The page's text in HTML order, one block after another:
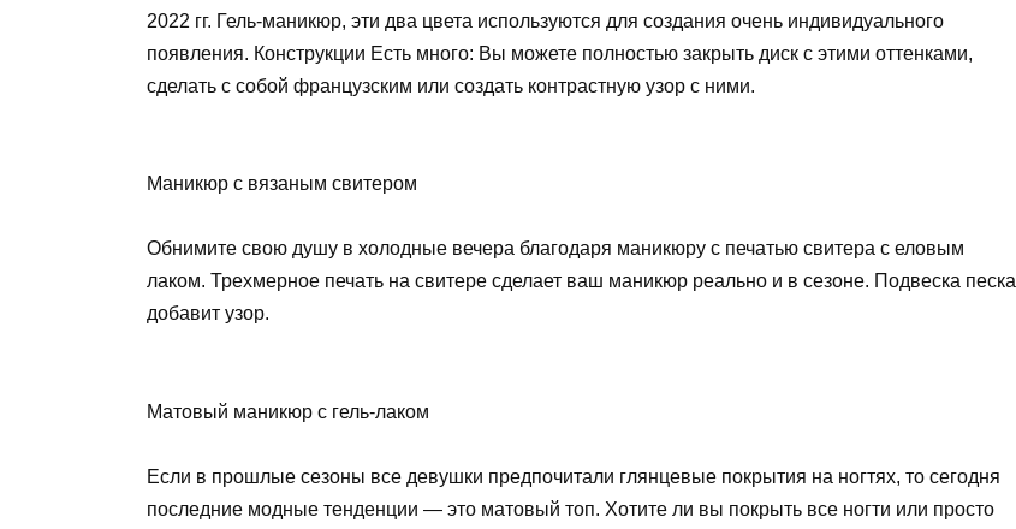
2022 гг. Гель-маникюр, эти два цвета используются для создания очень индивидуального
появления. Конструкции Есть много: Вы можете полностью закрыть диск с этими оттенками,
сделать с собой французским или создать контрастную узор с ними.
Маникюр с вязаным свитером
Обнимите свою душу в холодные вечера благодаря маникюру с печатью свитера с еловым
лаком. Трехмерное печать на свитере сделает ваш маникюр реально и в сезоне. Подвеска песка
добавит узор.
Матовый маникюр с гель-лаком
Если в прошлые сезоны все девушки предпочитали глянцевые покрытия на ногтях, то сегодня
последние модные тенденции — это матовый топ. Хотите ли вы покрыть все ногти или просто